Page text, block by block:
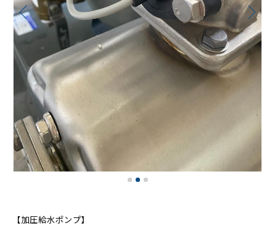
【加圧給水ポンプ】